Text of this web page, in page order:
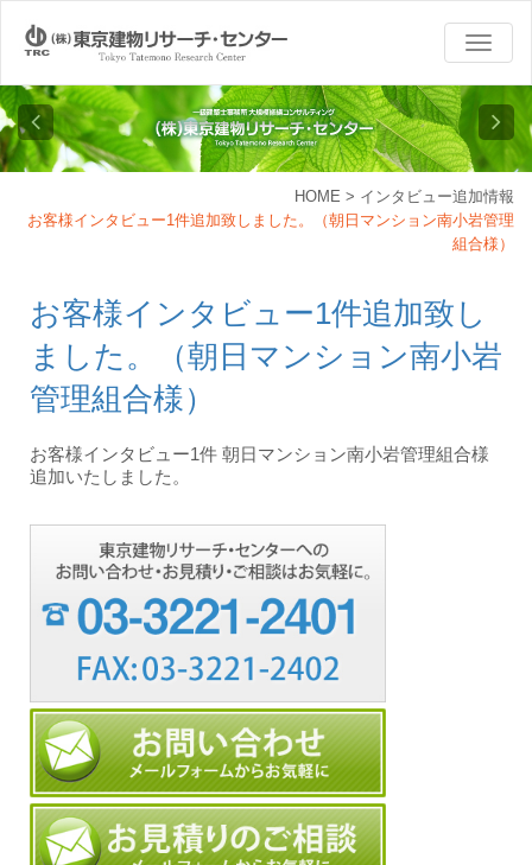
HOME > インタビュー追加情報
お客様インタビュー1件追加致しました。（朝日マンション南小岩管理
組合様）
お客様インタビュー1件追加致し
ました。（朝日マンション南小岩
管理組合様）
お客様インタビュー1件 朝日マンション南小岩管理組合様
追加いたしました。